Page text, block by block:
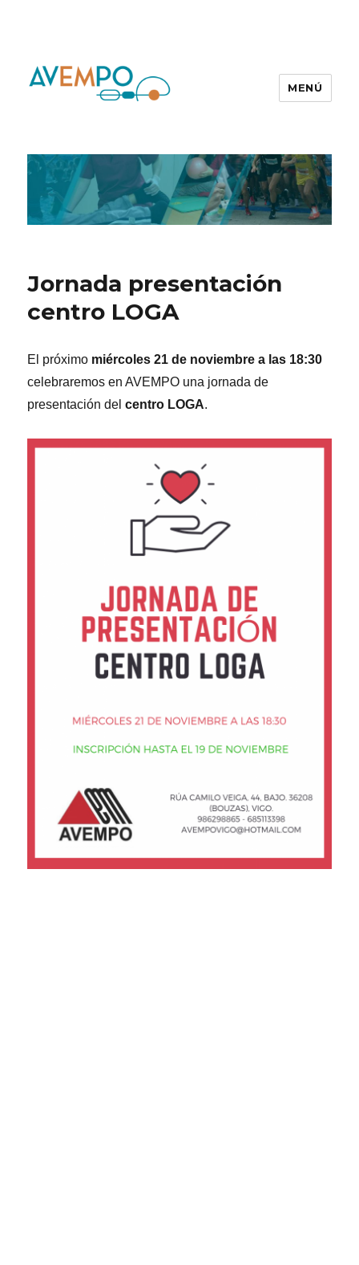
MENÚ
Jornada presentación
centro LOGA
El próximo miércoles 21 de noviembre a las 18:30
celebraremos en AVEMPO una jornada de
presentación delcentro LOGA.